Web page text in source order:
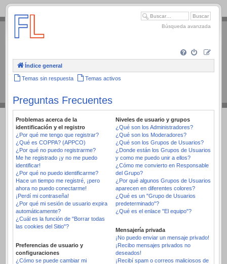
.
Búsqueda avanzada
Índice general
Temas sin respuesta Temas activos
Preguntas Frecuentes
Problemas acerca de la
identificación y el registro
¿Por qué me tengo que registrar?
¿Qué es COPPA? (APPCO)
¿Por qué no puedo registrarme?
Me he registrado ¡y no me puedo
identificar!
¿Por qué no puedo identificarme?
Hace un tiempo me registré, ¡pero
ahora no puedo conectarme!
¡Perdí mi contraseña!
¿Por qué mi sesión de usuario expira
automáticamente?
¿Cuál es la función de "Borrar todas
las cookies del Sitio"?
Preferencias de usuario y
configuraciones
¿Cómo se puede cambiar mi
Niveles de usuario y grupos
¿Qué son los Administradores?
¿Qué son los Moderadores?
¿Qué son los Grupos de Usuarios?
¿Donde están los Grupos de Usuarios
y como me puedo unir a ellos?
¿Cómo me convierto en Responsable
del Grupo?
¿Por qué algunos Grupos de Usuarios
aparecen en diferentes colores?
¿Qué es un "Grupo de Usuarios
predeterminado"?
¿Qué es el enlace "El equipo"?
Mensajería privada
¡No puedo enviar un mensaje privado!
¡Recibo mensajes privados no
deseados!
¡Recibí spam o correos maliciosos de